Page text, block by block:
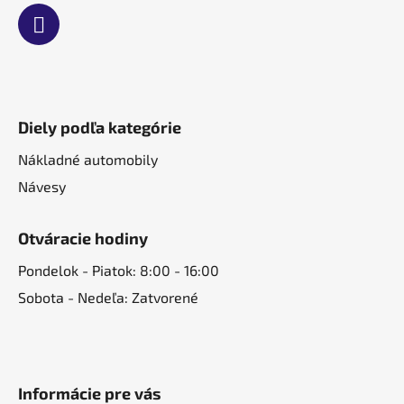
Diely podľa kategórie
Nákladné automobily
Návesy
Otváracie hodiny
Pondelok - Piatok: 8:00 - 16:00
Sobota - Nedeľa: Zatvorené
Informácie pre vás